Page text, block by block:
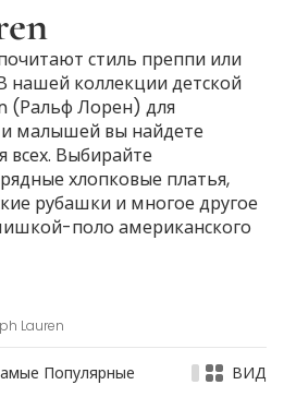
стиль преппи или
нашей коллекции детской
(Ральф Лорен) для
малышей вы найдете
всех. Выбирайте
хлопковые платья,
рубашки и многое другое
поло американского
Lauren
Популярные ВИД